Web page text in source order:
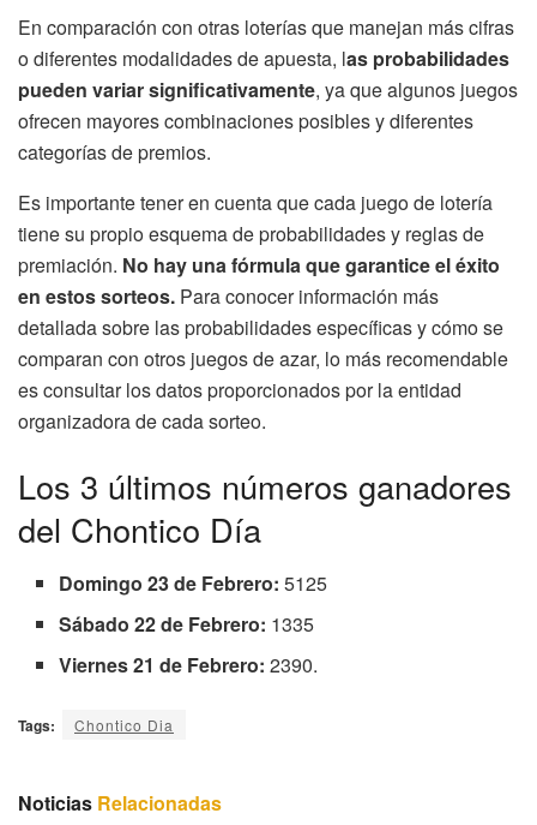
En comparación con otras loterías que manejan más cifras
o diferentes modalidades de apuesta, las probabilidades
pueden variar significativamente, ya que algunos juegos
ofrecen mayores combinaciones posibles y diferentes
categorías de premios.
Es importante tener en cuenta que cada juego de lotería
tiene su propio esquema de probabilidades y reglas de
premiación. No hay una fórmula que garantice el éxito
en estos sorteos. Para conocer información más
detallada sobre las probabilidades específicas y cómo se
comparan con otros juegos de azar, lo más recomendable
es consultar los datos proporcionados por la entidad
organizadora de cada sorteo.
Los 3 últimos números ganadores
del Chontico Día
Domingo 23 de Febrero: 5125
Sábado 22 de Febrero: 1335
Viernes 21 de Febrero: 2390.
Tags: Chontico Dia
Noticias Relacionadas